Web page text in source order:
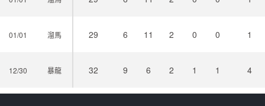
01/01 溜馬
12/30 暴龍
29 6 11 2 0 0 1
32 9 6 2 1 1 4